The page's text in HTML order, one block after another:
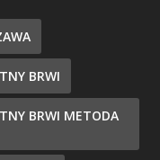
BRWI
BRWI METODA